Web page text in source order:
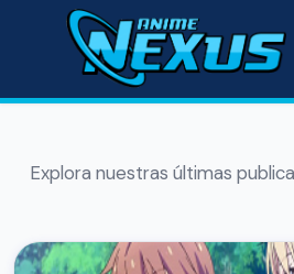
Explora nuestras últimas